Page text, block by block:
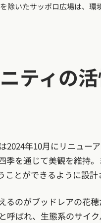
除いたサッポロ広場は、環
ティの
年10月にリニュー
季を通じて美観を維持
とができるように設計
るのがブッドレアの花
ばれ、生態系のサイク